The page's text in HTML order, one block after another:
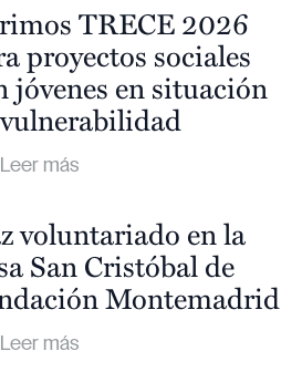
TRECE 2026
proyectos sociales
jóvenes en situación
voluntariado en la
San Cristóbal de
Montemadrid